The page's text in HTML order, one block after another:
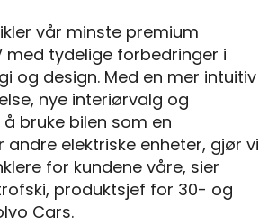
vår minste premium
med tydelige forbedringer i
og design. Med en mer intuitiv
nye interiørvalg og
bruke bilen som en
elektriske enheter, gjør vi
for kundene våre, sier
produktsjef for 30- og
Cars.